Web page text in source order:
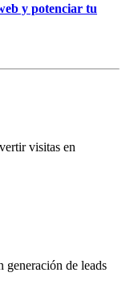
y potenciar tu
visitas en
generación de leads